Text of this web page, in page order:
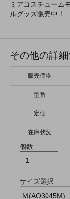
ミアコスチューム
ルグッズ販売中！
その他の詳
販売価格
型番
定価
在庫状況
個数
サイズ選択